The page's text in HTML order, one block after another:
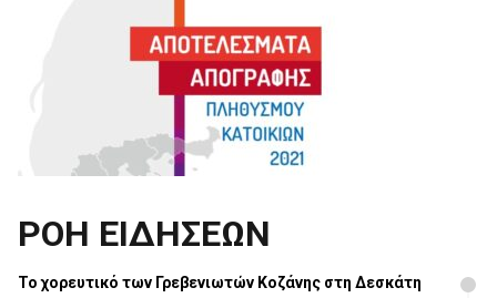
ΡΟΗ ΕΙΔΗΣΕΩΝ
Το χορευτικό των Γρεβενιωτών Κοζάνης στη Δεσκάτη